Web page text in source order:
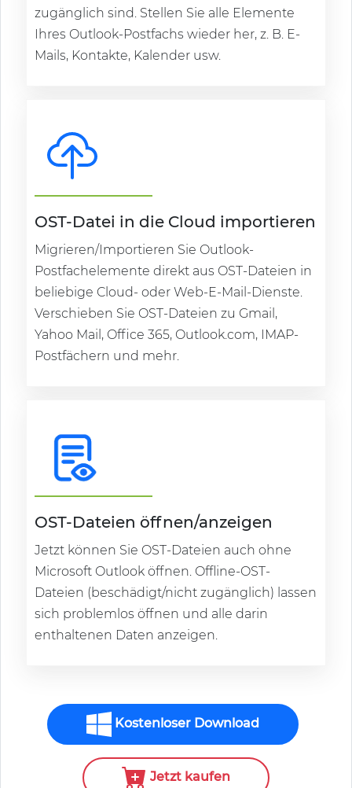
zugänglich sind. Stellen Sie alle Elemente
Ihres Outlook-Postfachs wieder her, z. B. E-
Mails, Kontakte, Kalender usw.
OST-Datei in die Cloud importieren
Migrieren/Importieren Sie Outlook-
Postfachelemente direkt aus OST-Dateien in
beliebige Cloud- oder Web-E-Mail-Dienste.
Verschieben Sie OST-Dateien zu Gmail,
Yahoo Mail, Office 365, Outlook.com, IMAP-
Postfächern und mehr.
OST-Dateien öffnen/anzeigen
Jetzt können Sie OST-Dateien auch ohne
Microsoft Outlook öffnen. Offline-OST-
Dateien (beschädigt/nicht zugänglich) lassen
sich problemlos öffnen und alle darin
enthaltenen Daten anzeigen.
Kostenloser Download
Jetzt kaufen